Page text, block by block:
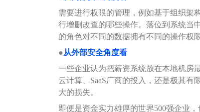
需要进行权限的管理，例如基于组织架
行增删改查的哪些操作。落位到系统当
的角色对不同的数据拥有不同的操作权
●从外部安全角度看
一些企业认为把薪资系统放在本地机房
云计算、SaaS厂商的投入，还是极其
大的损失。
即便是资金实力雄厚的世界500强企业